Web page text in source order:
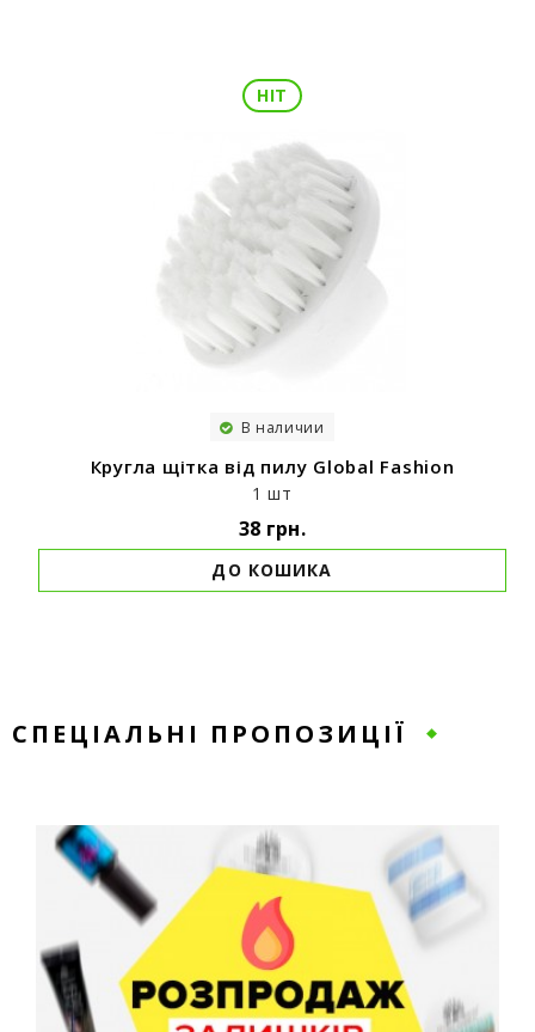
HIT
В наличии
Кругла щітка від пилу Global Fashion
1 шт
38 грн.
ДО КОШИКА
СПЕЦІАЛЬНІ ПРОПОЗИЦІЇ